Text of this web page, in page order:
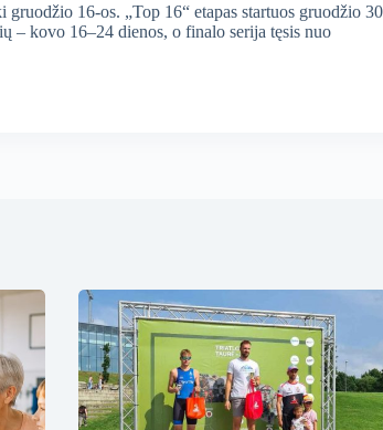
16-os. „Top 16“ etapas startuos gruodžio
– kovo 16–24 dienos, o finalo serija tęsis nuo